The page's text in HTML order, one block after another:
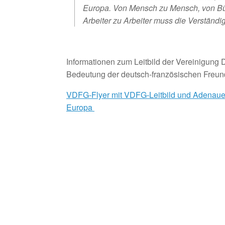
Europa. Von Mensch zu Mensch, von
Arbeiter zu Arbeiter muss die
Informationen zum Leitbild der Vereinigung
Bedeutung der deutsch-französischen
VDFG-Flyer mit VDFG-Leitbild und
Europa